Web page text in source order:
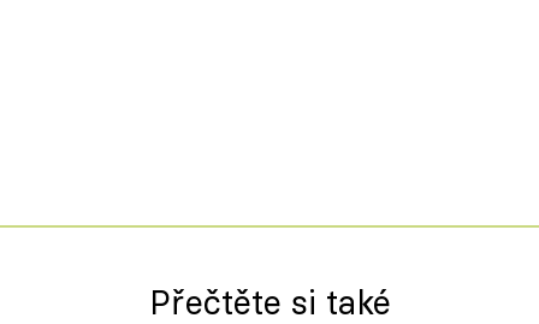
Přečtěte si také